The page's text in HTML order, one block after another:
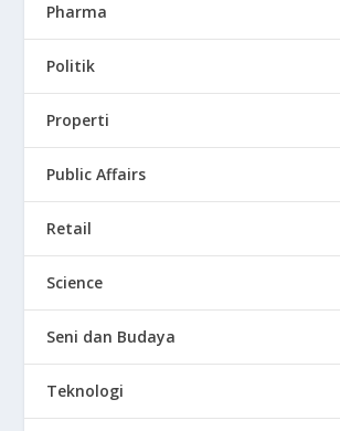
Pharma
Politik
Properti
Public Affairs
Retail
Science
Seni dan Budaya
Teknologi